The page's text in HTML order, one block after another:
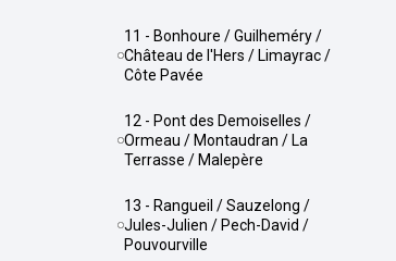
11 - Bonhoure / Guilheméry /
Château de l'Hers / Limayrac /
Côte Pavée
12 - Pont des Demoiselles /
Ormeau / Montaudran / La
Terrasse / Malepère
13 - Rangueil / Sauzelong /
Jules-Julien / Pech-David /
Pouvourville